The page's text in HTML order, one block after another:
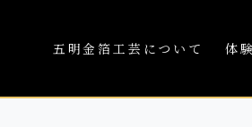
五明金箔工芸について 体験